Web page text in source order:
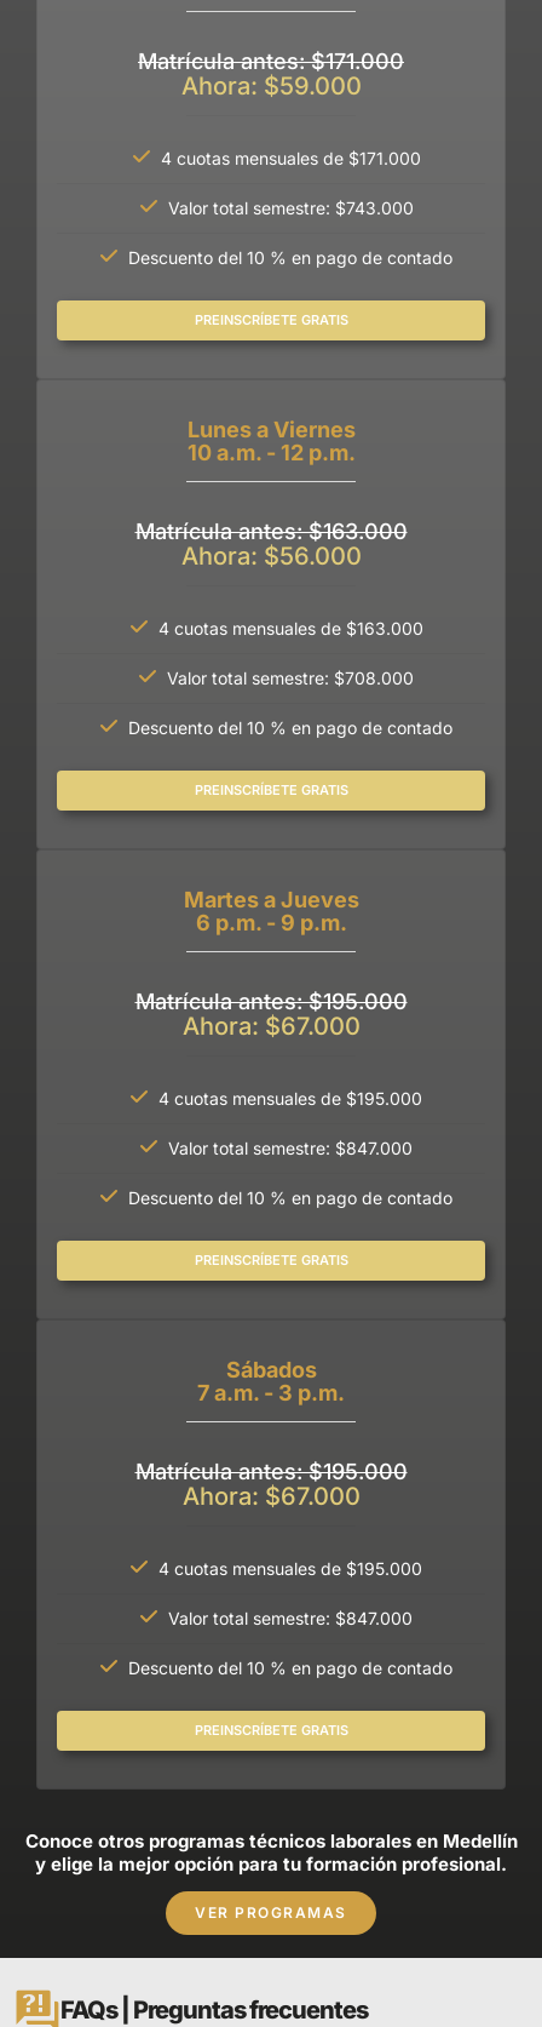
Matrícula antes: $171.000
Ahora: $59.000
4 cuotas mensuales de $171.000
Valor total semestre: $743.000
Descuento del 10 % en pago de contado
PREINSCRÍBETE GRATIS
Lunes a Viernes
10 a.m. - 12 p.m.
Matrícula antes: $163.000
Ahora: $56.000
4 cuotas mensuales de $163.000
Valor total semestre: $708.000
Descuento del 10 % en pago de contado
PREINSCRÍBETE GRATIS
Martes a Jueves
6 p.m. - 9 p.m.
Matrícula antes: $195.000
Ahora: $67.000
4 cuotas mensuales de $195.000
Valor total semestre: $847.000
Descuento del 10 % en pago de contado
PREINSCRÍBETE GRATIS
Sábados
7 a.m. - 3 p.m.
Matrícula antes: $195.000
Ahora: $67.000
4 cuotas mensuales de $195.000
Valor total semestre: $847.000
Descuento del 10 % en pago de contado
PREINSCRÍBETE GRATIS
Conoce otros programas técnicos laborales en Medellín
y elige la mejor opción para tu formación profesional.
VER PROGRAMAS
FAQs | Preguntas frecuentes